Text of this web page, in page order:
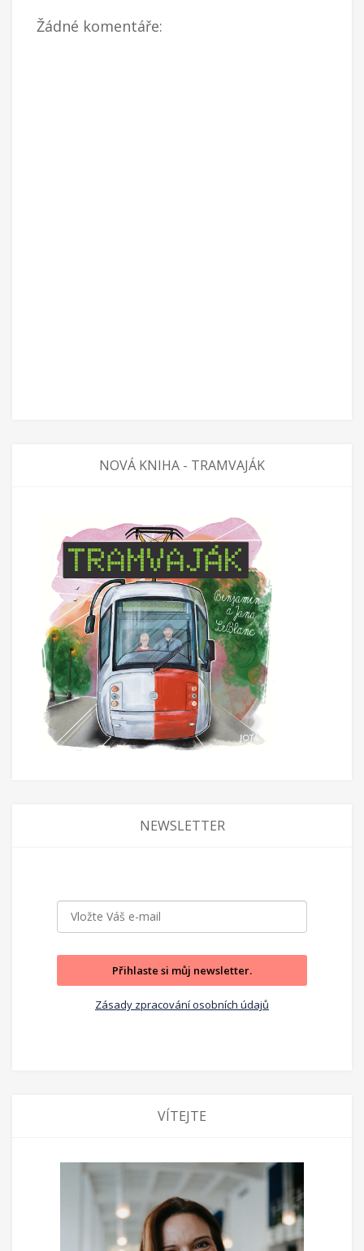
Žádné komentáře:
NOVÁ KNIHA - TRAMVAJÁK
NEWSLETTER
Přihlaste si můj newsletter.
Zásady zpracování osobních údajů
VÍTEJTE